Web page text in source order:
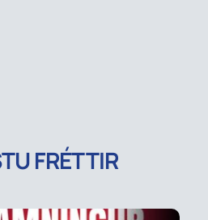
FRÉTTIR